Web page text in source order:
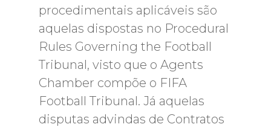
procedimentais aplicáveis são
aquelas dispostas no Procedural
Rules Governing the Football
Tribunal, visto que o Agents
Chamber compõe o FIFA
Football Tribunal. Já aquelas
disputas advindas de Contratos